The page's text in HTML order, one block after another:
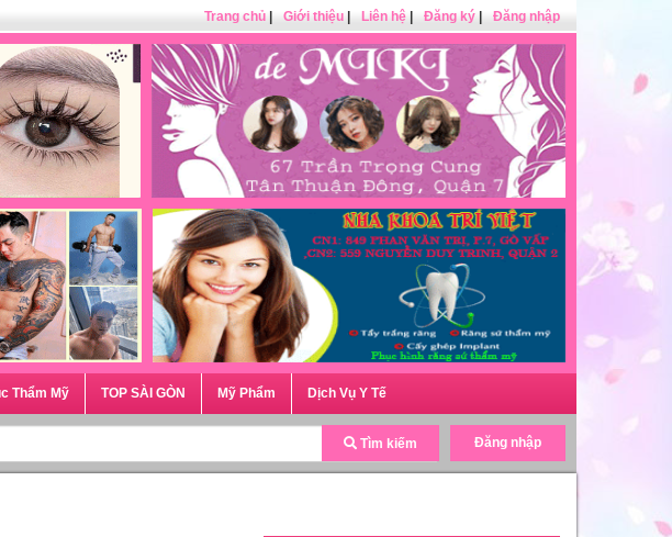
Trang chủ Giới thiệu Liên hệ Đăng ký Đăng nhập
Thẩm Mỹ TOP SÀI GÒN Mỹ Phẩm Dịch Vụ Y Tế
Tìm kiếm Đăng nhập